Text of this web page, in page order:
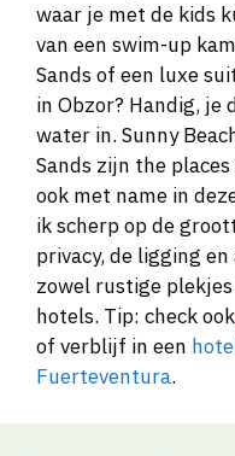
waar je met de kids
van een swim-up
Sands of een luxe
in Obzor? Handig,
water in. Sunny
Sands zijn the
ook met name in
ik scherp op de
privacy, de ligging
zowel rustige
hotels. Tip: check ook
of verblijf in een
Fuerteventura.